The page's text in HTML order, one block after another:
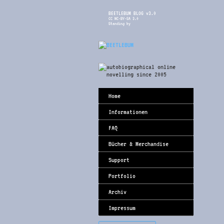
BEETLEBUM BLOG v3.0
CC NC-BY-SA 3.0
Standing by
Home
Informationen
FAQ
Bücher & Merchandise
Support
Portfolio
Archiv
Impressum